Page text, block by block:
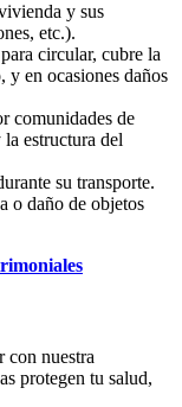
y sus
etc.).
circular, cubre la
en ocasiones daños
comunidades de
estructura del
su transporte.
o daño de objetos
con nuestra
protegen tu salud,